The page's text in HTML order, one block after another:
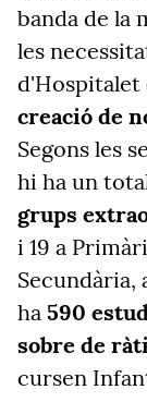
banda de la
les
d'Hospitalet
creació de
Segons les
hi ha un
grups
i 19 a
Secundària,
ha 590
sobre de
cursen